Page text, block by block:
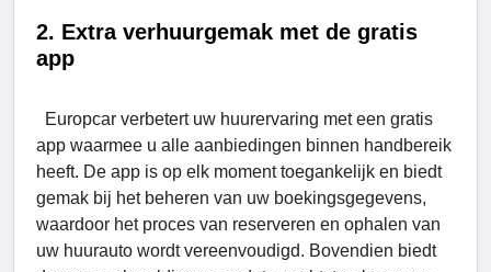
2. Extra verhuurgemak met de gratis
app
Europcar verbetert uw huurervaring met een gratis
app waarmee u alle aanbiedingen binnen handbereik
heeft. De app is op elk moment toegankelijk en biedt
gemak bij het beheren van uw boekingsgegevens,
waardoor het proces van reserveren en ophalen van
uw huurauto wordt vereenvoudigd. Bovendien biedt